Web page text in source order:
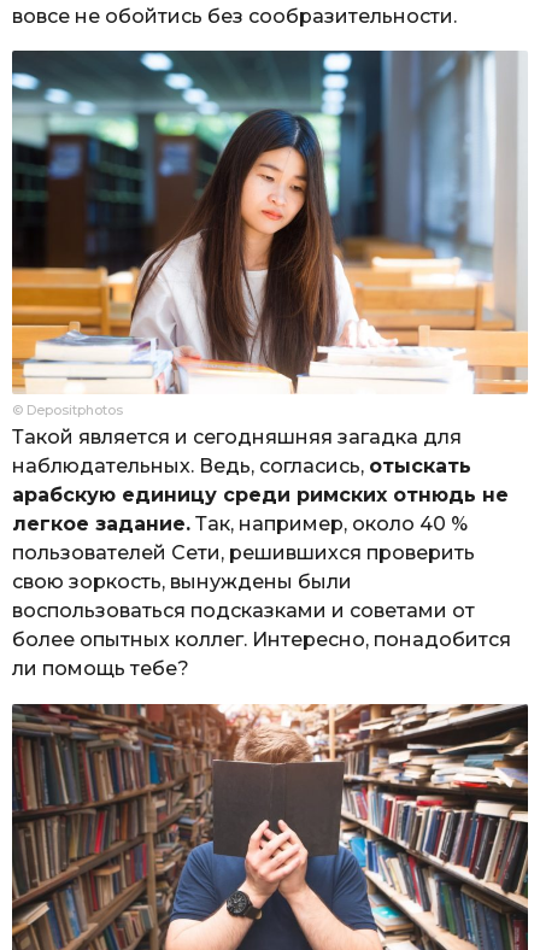
вовсе не обойтись без сообразительности.
© Depositphotos
Такой является и сегодняшняя загадка для
наблюдательных. Ведь, согласись, отыскать
арабскую единицу среди римских отнюдь не
легкое задание. Так, например, около 40 %
пользователей Сети, решившихся проверить
свою зоркость, вынуждены были
воспользоваться подсказками и советами от
более опытных коллег. Интересно, понадобится
ли помощь тебе?